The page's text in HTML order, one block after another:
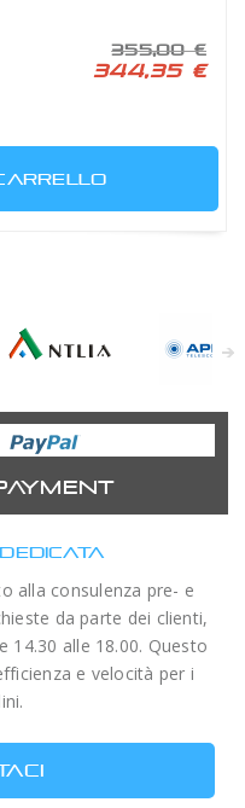
355,00 €
344,35 €
Telescopes
alla consulenza pre- e
da parte dei clienti,
14.30 alle 18.00. Questo
e velocità per i